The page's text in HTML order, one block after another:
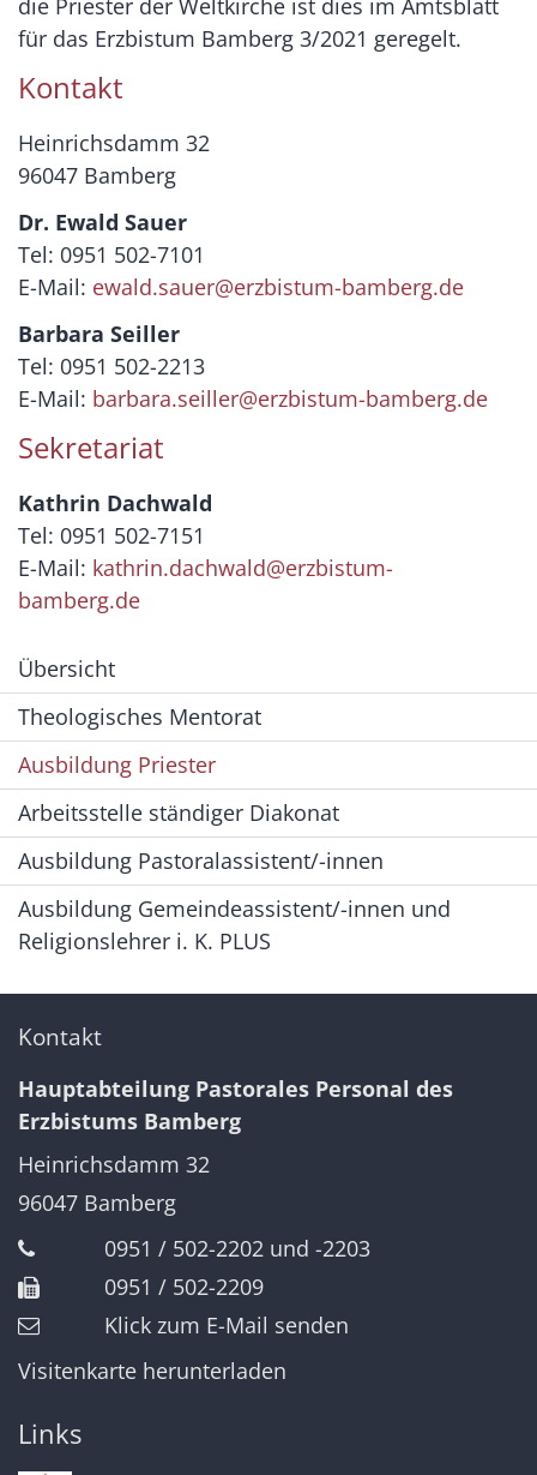
die Priester der Weltkirche ist dies im Amtsblatt
für das Erzbistum Bamberg 3/2021 geregelt.
Kontakt
Heinrichsdamm 32
96047 Bamberg
Dr. Ewald Sauer
Tel: 0951 502-7101
E-Mail: ewald.sauer@erzbistum-bamberg.de
Barbara Seiller
Tel: 0951 502-2213
E-Mail: barbara.seiller@erzbistum-bamberg.de
Sekretariat
Kathrin Dachwald
Tel: 0951 502-7151
E-Mail: kathrin.dachwald@erzbistum-
bamberg.de
Übersicht
Theologisches Mentorat
Ausbildung Priester
Arbeitsstelle ständiger Diakonat
Ausbildung Pastoralassistent/-innen
Ausbildung Gemeindeassistent/-innen und
Religionslehrer i. K. PLUS
Kontakt
Hauptabteilung Pastorales Personal des
Erzbistums Bamberg
Heinrichsdamm 32
96047 Bamberg
0951 / 502-2202 und -2203
0951 / 502-2209
Klick zum E-Mail senden
Visitenkarte herunterladen
Links